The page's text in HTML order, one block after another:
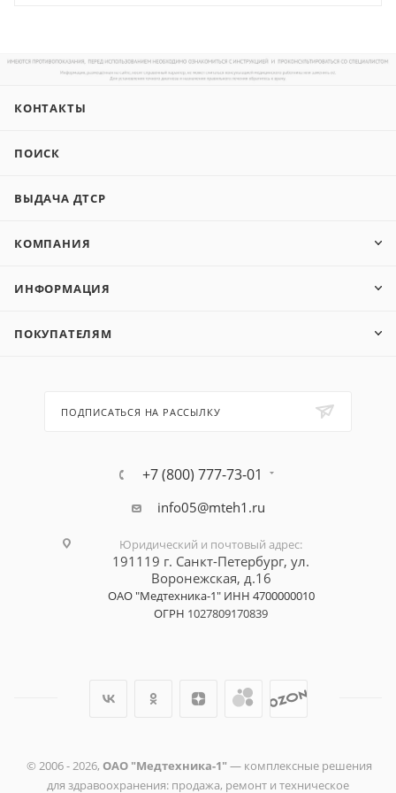
КОНТАКТЫ
ПОИСК
ВЫДАЧА ДТСР
КОМПАНИЯ
ИНФОРМАЦИЯ
ПОКУПАТЕЛЯМ
ПОДПИСАТЬСЯ НА РАССЫЛКУ
+7 (800) 777-73-01
info05@mteh1.ru
Юридический и почтовый адрес:
191119 г. Санкт-Петербург, ул.
Воронежская, д.16
ОАО "Медтехника-1" ИНН 4700000010
ОГРН 1027809170839
© 2006 -2026, ОАО "Медтехника-1"— комплексные решения
для здравоохранения: продажа, ремонт и техническое